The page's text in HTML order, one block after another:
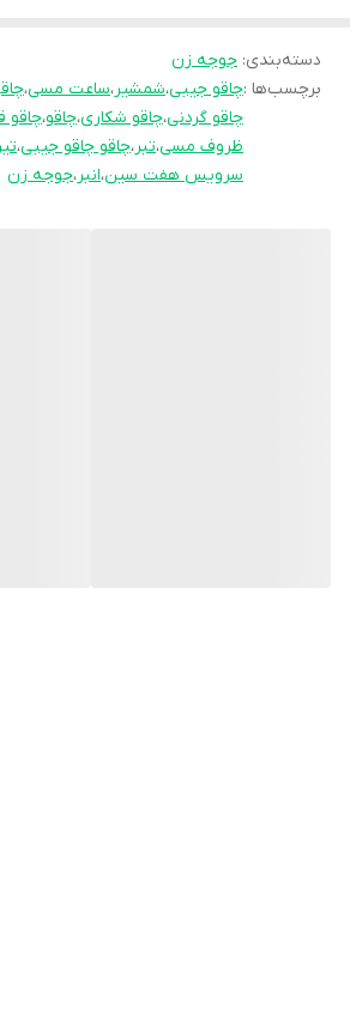
دسته‌بندی: جوجه زن
برچسب‌ها :چاقو جیبی،شمشیر،ساعت مسی،
چاقو گردنی،چاقو شکاری،چاقو،چاقو
ظروف مسی،تبر،چاقو چاقو جیبی،
سرویس هفت سین،انبر،جوجه زن